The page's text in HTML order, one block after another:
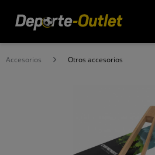
Accesorios Otros accesorios